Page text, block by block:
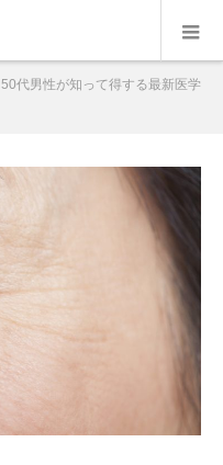
50代男性が知って得する最新医学